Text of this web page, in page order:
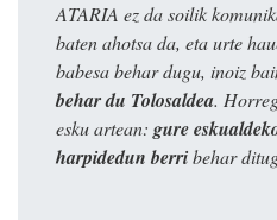
ATARIA ez da soilik
baten ahotsa da, eta urte
babesa behar dugu, inoiz
behar du Tolosaldea.
esku artean: gure
harpidedun berribehar